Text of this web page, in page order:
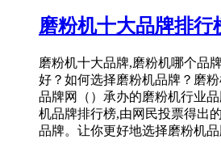
磨粉机十大品牌排行
磨粉机十大品牌,磨粉机哪个品
好？如何选择磨粉机品牌？磨
品牌网（）承办的磨粉机行业
机品牌排行榜,由网民投票得出
品牌。让你更好地选择磨粉机品